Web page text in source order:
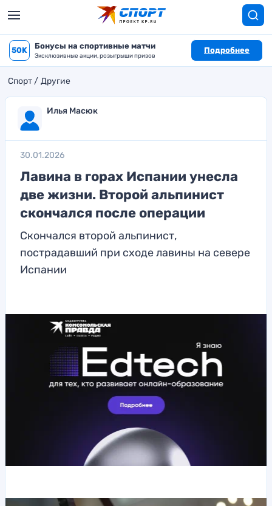
50K Бонусы на спортивные матчи
Эксклюзивные акции, розыгрыши призов
Подробнее
Спорт Другие
Илья Масюк
30.01.2026
Лавина в горах Испании унесла
две жизни. Второй альпинист
скончался после операции
Скончался второй альпинист,
пострадавший при сходе лавины на севере
Испании